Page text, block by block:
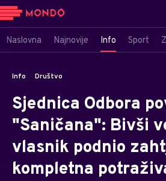
Naslovna Najnovije Info Sport
Info Društvo
Sjednica Odbora
"Saničana": Bivši
vlasnik podnio
kompletna